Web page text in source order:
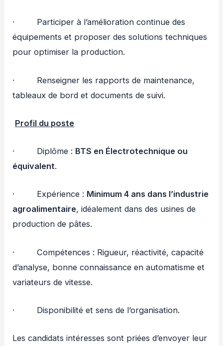
· Participer à l’amélioration continue des
équipements et proposer des solutions techniques
pour optimiser la production.
· Renseigner les rapports de maintenance,
tableaux de bord et documents de suivi.
Profil du poste
· Diplôme : BTS en Électrotechnique ou
équivalent.
· Expérience : Minimum 4 ans dans l’industrie
agroalimentaire, idéalement dans des usines de
production de pâtes.
· Compétences : Rigueur, réactivité, capacité
d’analyse, bonne connaissance en automatisme et
variateurs de vitesse.
· Disponibilité et sens de l’organisation.
Les candidats intéresses sont priées d’envoyer leur